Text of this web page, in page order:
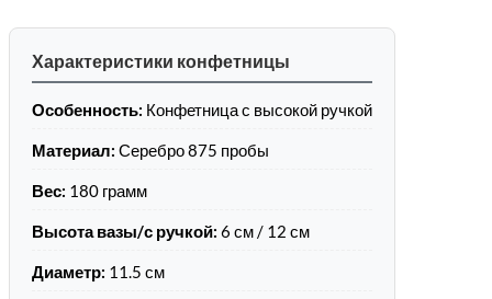
Характеристики конфетницы
Особенность: Конфетница с высокой ручкой
Материал: Серебро 875 пробы
Вес: 180 грамм
Высота вазы/с ручкой: 6 см / 12 см
Диаметр: 11.5 см